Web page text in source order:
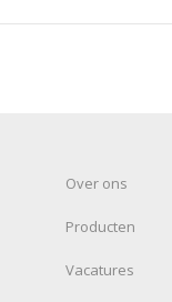
Over ons
Producten
Vacatures